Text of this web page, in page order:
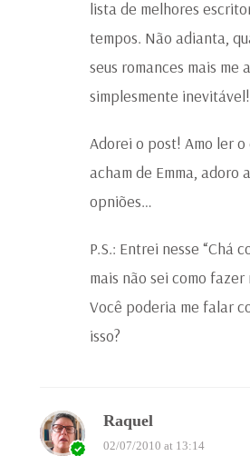
lista de melhores
tempos. Não adianta,
seus romances mais me
simplesmente inevitável!
Adorei o post! Amo ler o
acham de Emma, adoro
opniões…
P.S.: Entrei nesse “Chá
mais não sei como
Você poderia me falar
isso?
Raquel
02/07/2010 at 13:14